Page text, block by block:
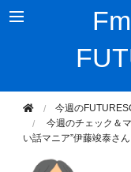
今週の
今週のチェック＆
い話マニア”伊藤竣泰さん